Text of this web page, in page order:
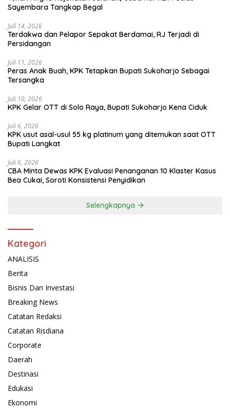
Sayembara Tangkap Begal
Juli 14, 2026
Terdakwa dan Pelapor Sepakat Berdamai, RJ Terjadi di
Persidangan
Juli 11, 2026
Peras Anak Buah, KPK Tetapkan Bupati Sukoharjo Sebagai
Tersangka
Juli 10, 2026
KPK Gelar OTT di Solo Raya, Bupati Sukoharjo Kena Ciduk
Juli 6, 2026
KPK usut asal-usul 55 kg platinum yang ditemukan saat OTT
Bupati Langkat
Juli 6, 2026
CBA Minta Dewas KPK Evaluasi Penanganan 10 Klaster Kasus
Bea Cukai, Soroti Konsistensi Penyidikan
Selengkapnya
Kategori
ANALISIS
Berita
Bisnis Dan Investasi
Breaking News
Catatan Redaksi
Catatan Risdiana
Corporate
Daerah
Destinasi
Edukasi
Ekonomi